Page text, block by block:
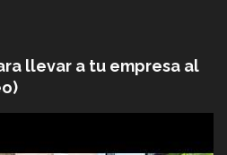
llevar a tu empresa al